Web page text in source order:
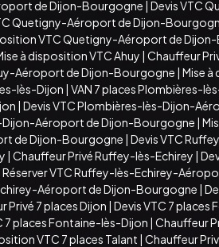
de Dijon-Bourgogne | Devis VTC
Quetigny-Aéroport de Dijon-
VTC Quetigny-Aéroport de
à disposition VTC Ahuy | Chauffeur
Aéroport de Dijon-Bourgogne | Mise
lès-Dijon | VAN 7 places Plombières-
| Devis VTC Plombières-lès-Dijon-
Dijon-Aéroport de Dijon-Bourgogne |
de Dijon-Bourgogne | Devis VTC
| Chauffeur Privé Ruffey-lès-Echirey |
Réserver VTC Ruffey-lès-Echirey-
Aéroport de Dijon-Bourgogne |
Privé 7 places Dijon | Devis VTC 7 places
7 places Fontaine-lès-Dijon | Chauffeur
VTC 7 places Talant | Chauffeur